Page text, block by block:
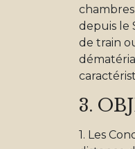
depuis le
de train
3.
1. Les